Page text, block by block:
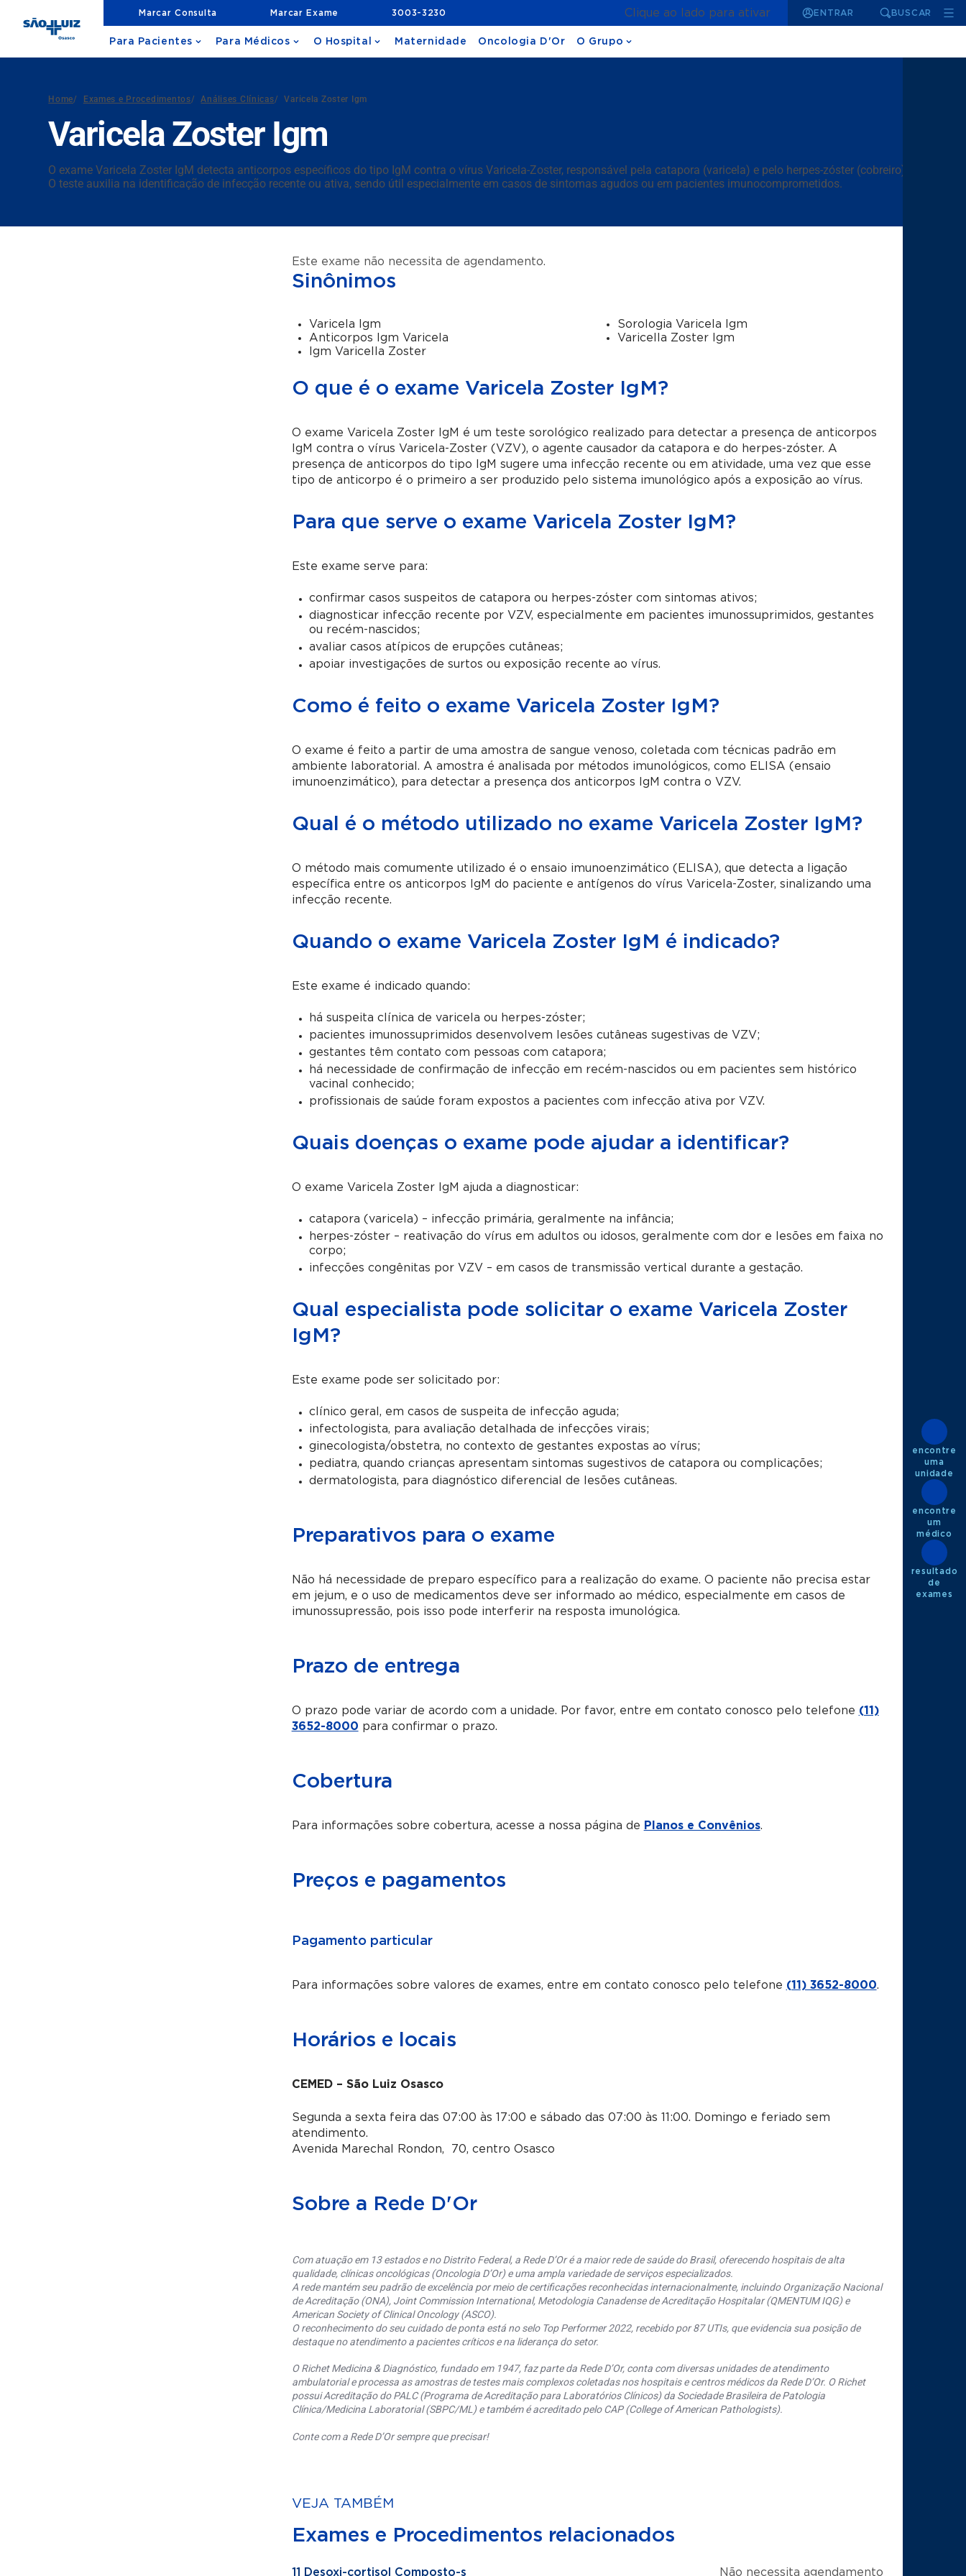
Marcar Consulta Marcar Exame 3003-3230 Clique ao lado para ativar ENTRAR BUSCAR
Para Pacientes Para Médicos O Hospital Maternidade Oncologia D'Or O Grupo
Home/ Exames e Procedimentos/ Análises Clínicas/ Varicela Zoster Igm
Varicela Zoster Igm
O exame Varicela Zoster IgM detecta anticorpos específicos do tipo IgM contra o vírus Varicela-Zoster, responsável pela catapora (varicela) e pelo herpes-zóster (cobreiro).
O teste auxilia na identificação de infecção recente ou ativa, sendo útil especialmente em casos de sintomas agudos ou em pacientes imunocomprometidos.
Este exame não necessita de agendamento.
Sinônimos
Varicela Igm
Anticorpos Igm Varicela
Igm Varicella Zoster
Sorologia Varicela Igm
Varicella Zoster Igm
O que é o exame Varicela Zoster IgM?
O exame Varicela Zoster IgM é um teste sorológico realizado para detectar a presença de anticorpos
IgM contra o vírus Varicela-Zoster (VZV), o agente causador da catapora e do herpes-zóster. A
presença de anticorpos do tipo IgM sugere uma infecção recente ou em atividade, uma vez que esse
tipo de anticorpo é o primeiro a ser produzido pelo sistema imunológico após a exposição ao vírus.
Para que serve o exame Varicela Zoster IgM?
Este exame serve para:
confirmar casos suspeitos de catapora ou herpes-zóster com sintomas ativos;
diagnosticar infecção recente por VZV, especialmente em pacientes imunossuprimidos, gestantes
ou recém-nascidos;
avaliar casos atípicos de erupções cutâneas;
apoiar investigações de surtos ou exposição recente ao vírus.
Como é feito o exame Varicela Zoster IgM?
O exame é feito a partir de uma amostra de sangue venoso, coletada com técnicas padrão em
ambiente laboratorial. A amostra é analisada por métodos imunológicos, como ELISA (ensaio
imunoenzimático), para detectar a presença dos anticorpos IgM contra o VZV.
Qual é o método utilizado no exame Varicela Zoster IgM?
O método mais comumente utilizado é o ensaio imunoenzimático (ELISA), que detecta a ligação
específica entre os anticorpos IgM do paciente e antígenos do vírus Varicela-Zoster, sinalizando uma
infecção recente.
Quando o exame Varicela Zoster IgM é indicado?
Este exame é indicado quando:
há suspeita clínica de varicela ou herpes-zóster;
pacientes imunossuprimidos desenvolvem lesões cutâneas sugestivas de VZV;
gestantes têm contato com pessoas com catapora;
há necessidade de confirmação de infecção em recém-nascidos ou em pacientes sem histórico
vacinal conhecido;
profissionais de saúde foram expostos a pacientes com infecção ativa por VZV.
Quais doenças o exame pode ajudar a identificar?
O exame Varicela Zoster IgM ajuda a diagnosticar:
catapora (varicela) – infecção primária, geralmente na infância;
herpes-zóster – reativação do vírus em adultos ou idosos, geralmente com dor e lesões em faixa no
corpo;
infecções congênitas por VZV – em casos de transmissão vertical durante a gestação.
Qual especialista pode solicitar o exame Varicela Zoster
IgM?
Este exame pode ser solicitado por:
clínico geral, em casos de suspeita de infecção aguda;
infectologista, para avaliação detalhada de infecções virais;
ginecologista/obstetra, no contexto de gestantes expostas ao vírus;
pediatra, quando crianças apresentam sintomas sugestivos de catapora ou complicações;
dermatologista, para diagnóstico diferencial de lesões cutâneas.
Preparativos para o exame
Não há necessidade de preparo específico para a realização do exame. O paciente não precisa estar
em jejum, e o uso de medicamentos deve ser informado ao médico, especialmente em casos de
imunossupressão, pois isso pode interferir na resposta imunológica.
Prazo de entrega
O prazo pode variar de acordo com a unidade. Por favor, entre em contato conosco pelo telefone (11)
3652-8000 para confirmar o prazo.
Cobertura
Para informações sobre cobertura, acesse a nossa página de Planos e Convênios.
Preços e pagamentos
Pagamento particular
Para informações sobre valores de exames, entre em contato conosco pelo telefone (11) 3652-8000.
Horários e locais
CEMED – São Luiz Osasco
Segunda a sexta feira das 07:00 às 17:00 e sábado das 07:00 às 11:00. Domingo e feriado sem
atendimento.
Avenida Marechal Rondon, 70, centro Osasco
Sobre a Rede D'Or
Com atuação em 13 estados e no Distrito Federal, a Rede D’Or é a maior rede de saúde do Brasil, oferecendo hospitais de alta
qualidade, clínicas oncológicas (Oncologia D’Or) e uma ampla variedade de serviços especializados.
A rede mantém seu padrão de excelência por meio de certificações reconhecidas internacionalmente, incluindo Organização Nacional
de Acreditação (ONA), Joint Commission International, Metodologia Canadense de Acreditação Hospitalar (QMENTUM IQG) e
American Society of Clinical Oncology (ASCO).
O reconhecimento do seu cuidado de ponta está no selo Top Performer 2022, recebido por 87 UTIs, que evidencia sua posição de
destaque no atendimento a pacientes críticos e na liderança do setor.
O Richet Medicina & Diagnóstico, fundado em 1947, faz parte da Rede D’Or, conta com diversas unidades de atendimento
ambulatorial e processa as amostras de testes mais complexos coletadas nos hospitais e centros médicos da Rede D’Or. O Richet
possui Acreditação do PALC (Programa de Acreditação para Laboratórios Clínicos) da Sociedade Brasileira de Patologia
Clínica/Medicina Laboratorial (SBPC/ML) e também é acreditado pelo CAP (College of American Pathologists).
Conte com a Rede D’Or sempre que precisar!
VEJA TAMBÉM
Exames e Procedimentos relacionados
11 Desoxi-cortisol Composto-s Não necessita agendamento
encontre
uma
unidade
encontre
um
médico
resultado
de
exames